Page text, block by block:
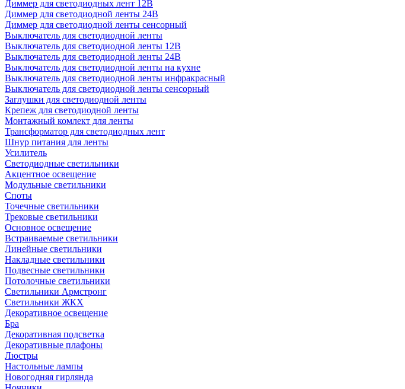
Диммер для светодиодных лент 12В
Диммер для светодиодной ленты 24В
Диммер для светодиодной ленты сенсорный
Выключатель для светодиодной ленты
Выключатель для светодиодной ленты 12В
Выключатель для светодиодной ленты 24В
Выключатель для светодиодной ленты на кухне
Выключатель для светодиодной ленты инфракрасный
Выключатель для светодиодной ленты сенсорный
Заглушки для светодиодной ленты
Крепеж для светодиодной ленты
Монтажный комлект для ленты
Трансформатор для светодиодных лент
Шнур питания для ленты
Усилитель
Светодиодные светильники
Акцентное освещение
Модульные светильники
Споты
Точечные светильники
Трековые светильники
Основное освещение
Встраиваемые светильники
Линейные светильники
Накладные светильники
Подвесные светильники
Потолочные светильники
Светильники Армстронг
Светильники ЖКХ
Декоративное освещение
Бра
Декоративная подсветка
Декоративные плафоны
Люстры
Настольные лампы
Новогодняя гирлянда